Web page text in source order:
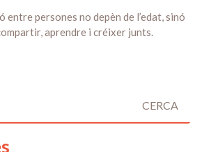
entre persones no depèn de l’edat, sinó
aprendre i créixer junts.
CERCA